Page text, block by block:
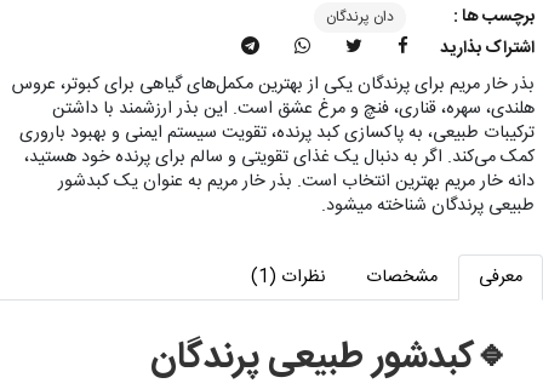
برچسب ها : دان پرندگان
اشتراک بذارید
بذر خار مریم برای پرندگان یکی از بهترین مکمل‌های گیاهی برای کبوتر، عروس
هلندی، سهره، قناری، فنچ و مرغ عشق است. این بذر ارزشمند با داشتن
ترکیبات طبیعی، به پاکسازی کبد پرنده، تقویت سیستم ایمنی و بهبود باروری
کمک می‌کند. اگر به دنبال یک غذای تقویتی و سالم برای پرنده خود هستید،
دانه خار مریم بهترین انتخاب است. بذر خار مریم به عنوان یک کبدشور
طبیعی پرندگان شناخته میشود.
معرفی مشخصات نظرات (1)
🔹کبدشور طبیعی پرندگان